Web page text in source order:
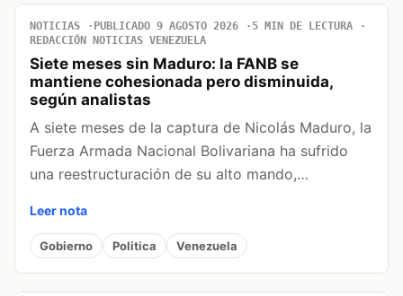
NOTICIAS PUBLICADO 9 AGOSTO 2026
5 MIN DE LECTURA
REDACCIÓN NOTICIAS VENEZUELA
Siete meses sin Maduro: la FANB se
mantiene cohesionada pero disminuida,
según analistas
A siete meses de la captura de Nicolás Maduro, la
Fuerza Armada Nacional Bolivariana ha sufrido
una reestructuración de su alto mando,…
Leer nota
Gobierno Politica Venezuela